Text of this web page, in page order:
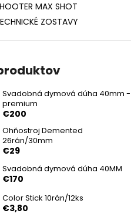
MAX SHOT
ZOSTAVY
Svadobná dymová dúha 40mm -
premium
€200
Ohňostroj Demented
26rán/30mm
€29
Svadobná dymová dúha 40MM
€170
Color Stick 10rán/12ks
€3,80